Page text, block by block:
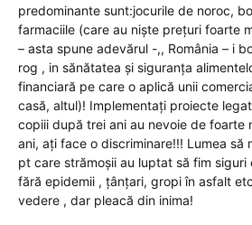
predominante sunt:jocurile de noroc,
farmaciile (care au niște prețuri foarte
– asta spune adevărul -,, România – i
rog , in sănătatea și siguranța
financiară pe care o aplică unii
casă, altul)! Implementați proiecte
copiii după trei ani au nevoie de foarte
ani, ați face o discriminare!!! Lumea să
pt care strămoșii au luptat să fim
fără epidemii , țânțari, gropi în asfalt
vedere , dar pleacă din inima!